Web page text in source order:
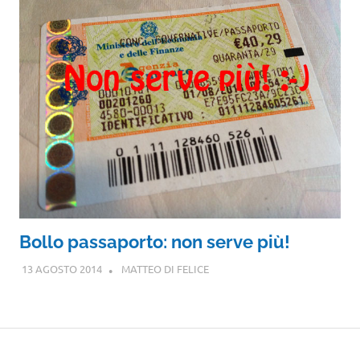
Bollo passaporto: non serve più!
13 AGOSTO 2014 MATTEO DI FELICE